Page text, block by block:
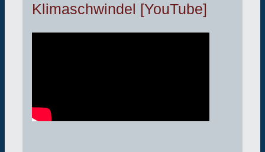
Klimaschwindel [YouTube]